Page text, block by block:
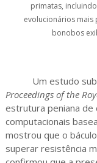
primatas,
evolucionários mais
bonobos
Um estudo
Proceedings of the
estrutura peniana de
computacionais
mostrou que o
superar resistência